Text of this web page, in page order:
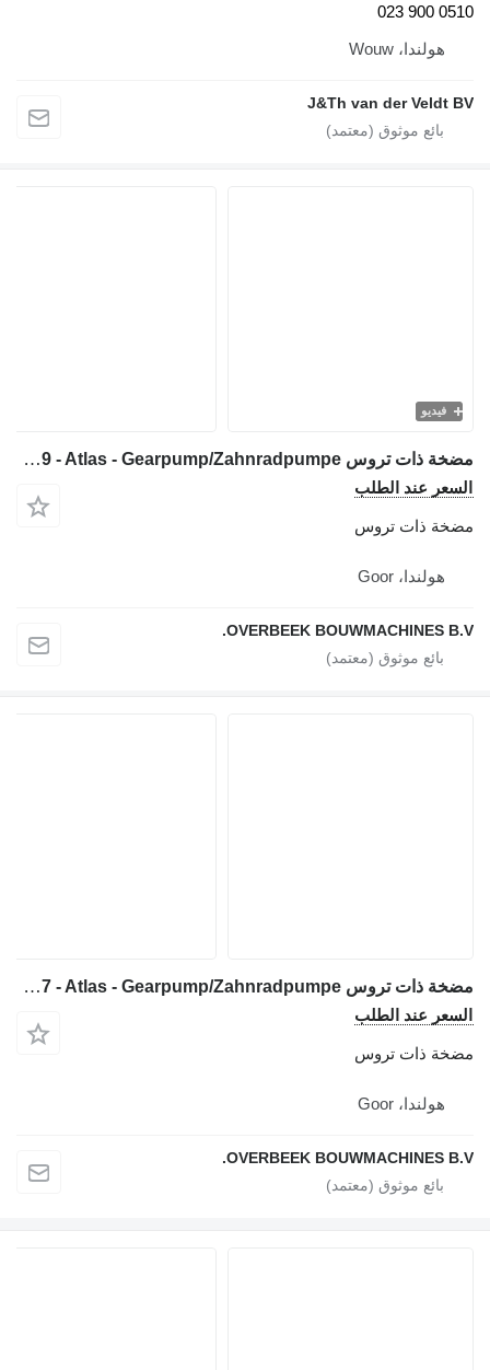
0510 900 023
هولندا، Wouw
J&Th van der Veldt BV
فيديو
مضخة ذات تروس Bosch 0510 625 329 - Atlas - Gearpump/Zahnradpumpe لـ آلات البناء
السعر عند الطلب
مضخة ذات تروس
هولندا، Goor
OVERBEEK BOUWMACHINES B.V.
مضخة ذات تروس Bosch 0510 615 317 - Atlas - Gearpump/Zahnradpumpe لـ آلات البناء
السعر عند الطلب
مضخة ذات تروس
هولندا، Goor
OVERBEEK BOUWMACHINES B.V.